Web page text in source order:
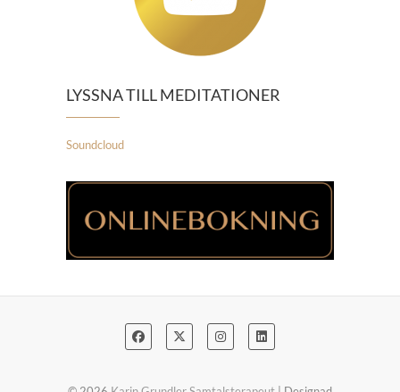
LYSSNA TILL MEDITATIONER
Soundcloud